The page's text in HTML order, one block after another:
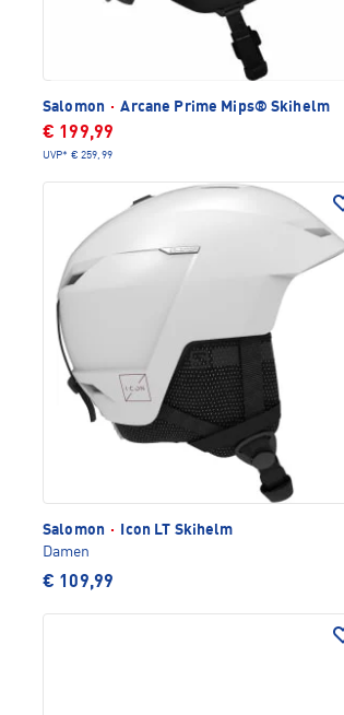
Salomon · Arcane Prime Mips® Skihelm
€ 199,99
UVP* € 259,99
Salomon ·
Icon LT Skihelm
Damen
€ 109,99